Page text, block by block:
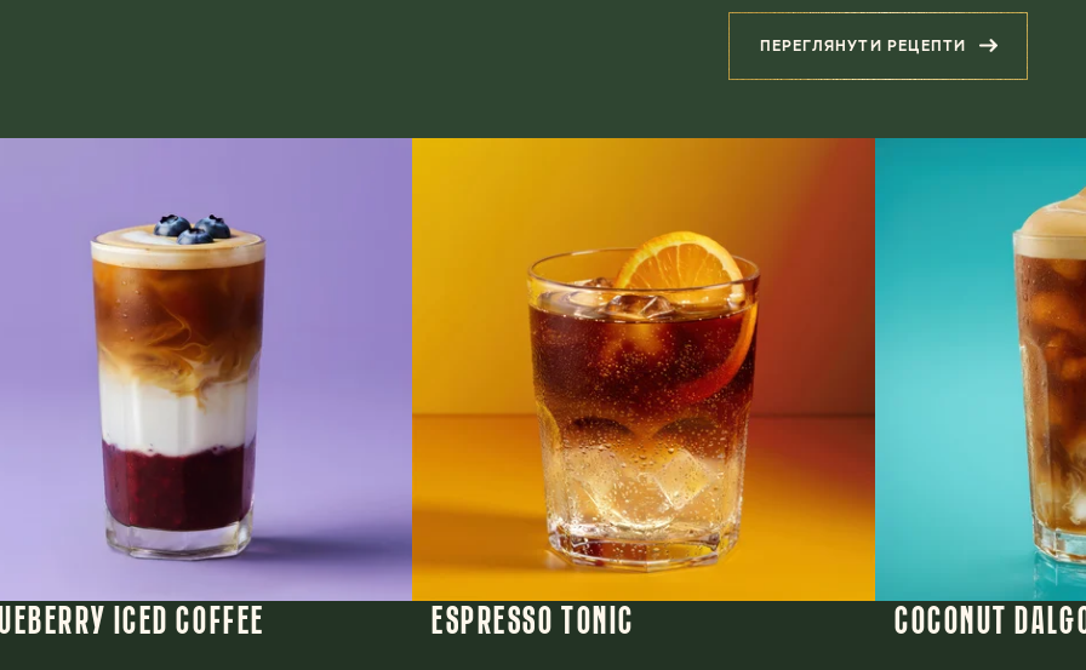
ПЕРЕГЛЯНУТИ РЕЦЕПТИ
(ПОВ'ЯЗАНІ РЕЦЕПТИ)
ICED COFFEE ESPRESSO TONIC COCONUT